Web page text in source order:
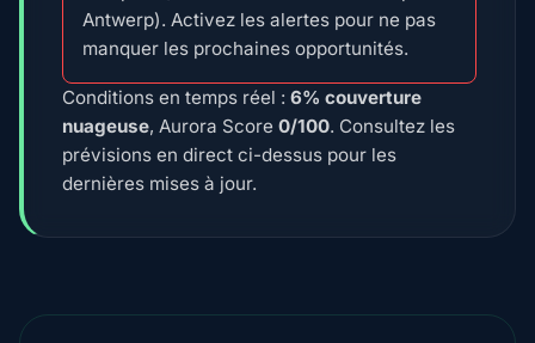
Antwerp). Activez les alertes pour ne pas
manquer les prochaines opportunités.
Conditions en temps réel : 6% couverture
nuageuse, Aurora Score 0/100. Consultez les
prévisions en direct ci-dessus pour les
dernières mises à jour.